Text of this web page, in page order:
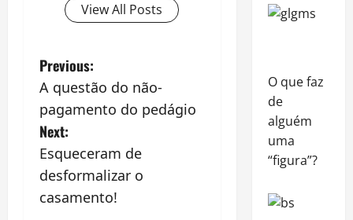
View All Posts
P
o
s
t
n
Previous:
A questão do não-
pagamento do pedágio
Next:
Esqueceram de
desformalizar o
casamento!
O que faz
de
alguém
uma
“figura”?